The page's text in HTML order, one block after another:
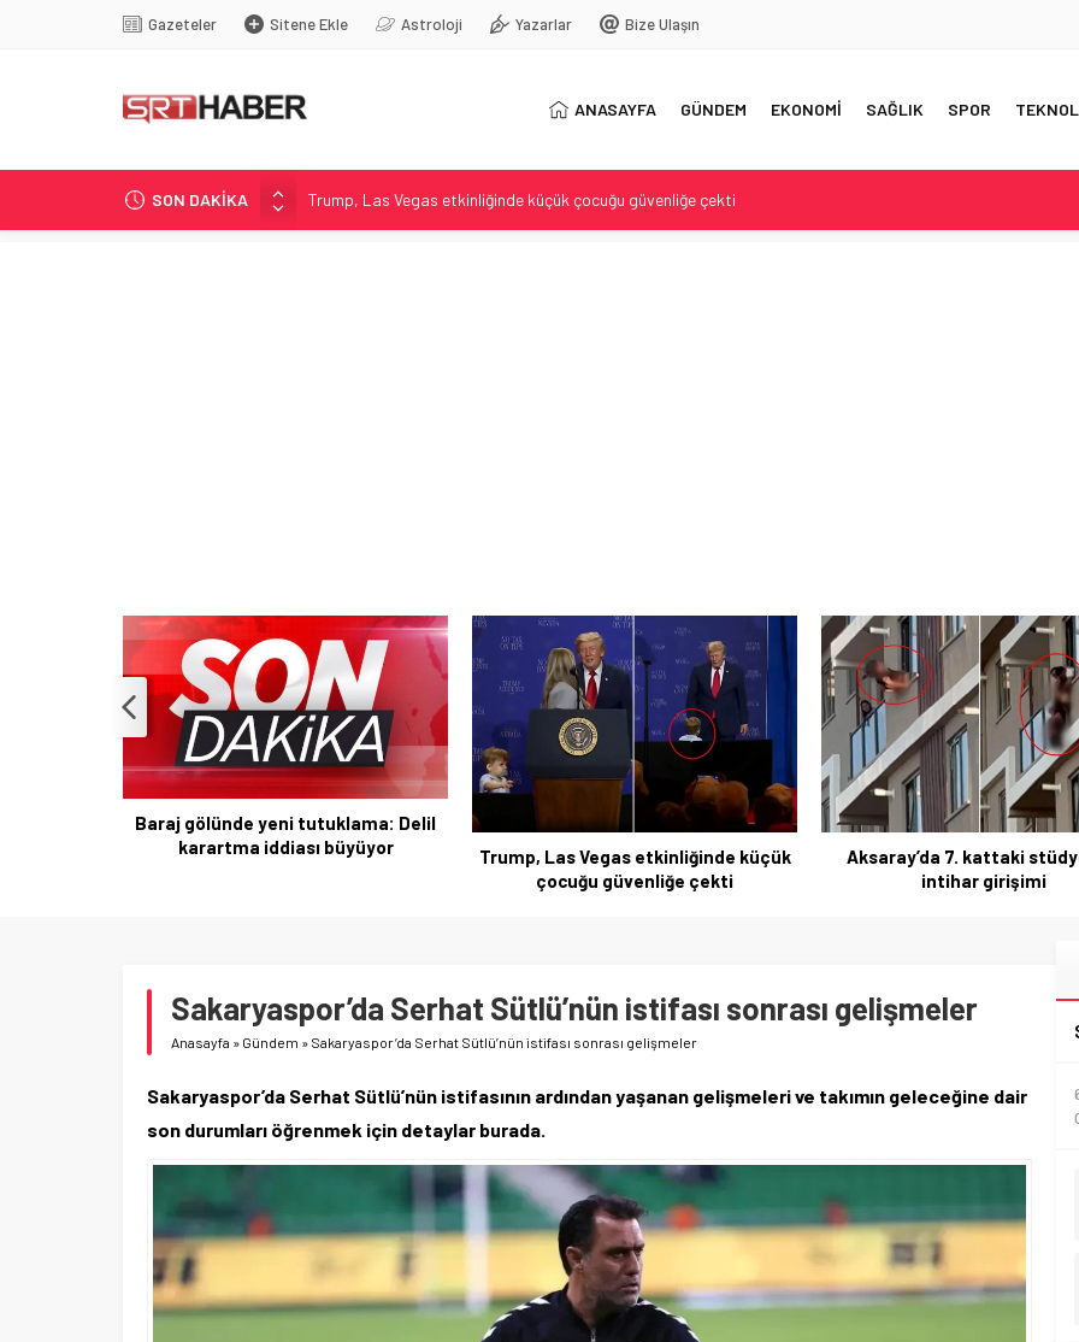
Gazeteler Sitene Ekle Astroloji Yazarlar Bize Ulaşın
ANASAYFA GÜNDEM EKONOMİ SAĞLIK SPOR
SON DAKİKA
Trump, Las Vegas etkinliğinde küçük çocuğu güvenliğe çekti
Aksaray’da 7. kattaki stüdyodan intihar girişimi
Trump, Las Vegas etkinliğinde küçük
Aksaray’da 7. kattaki stüdyodan
intihar girişimi
BBP Sivas’ta muhtarlar
buluştu
Sakaryaspor’da Serhat Sütlü’nün istifası sonrası gelişmeler
Anasayfa » Gündem » Sakaryaspor’da Serhat Sütlü’nün istifası sonrası gelişmeler
Sakaryaspor’da Serhat Sütlü’nün istifasının ardından yaşanan gelişmeleri ve takımın geleceğine dair
son durumları öğrenmek için detaylar burada.